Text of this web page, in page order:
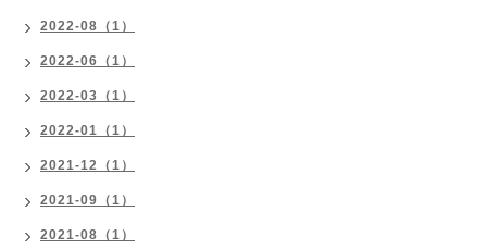
2022-08（1）
2022-06（1）
2022-03（1）
2022-01（1）
2021-12（1）
2021-09（1）
2021-08（1）